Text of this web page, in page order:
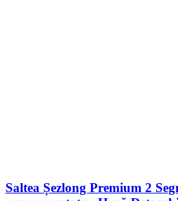
Saltea Șezlong Premium 2